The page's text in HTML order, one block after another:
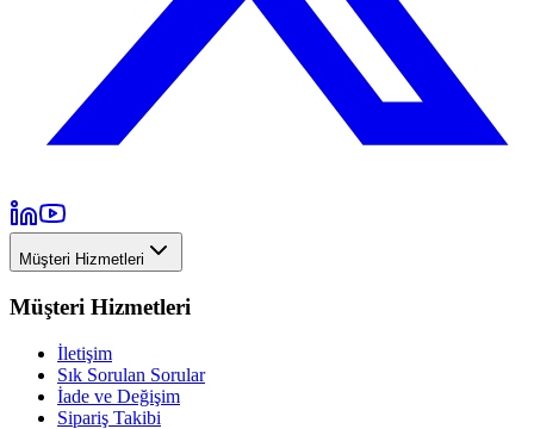
Müşteri Hizmetleri
Müşteri Hizmetleri
İletişim
Sık Sorulan Sorular
İade ve Değişim
Sipariş Takibi